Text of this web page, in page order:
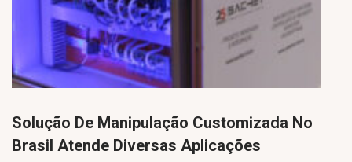
Solução De Manipulação Customizada No
Brasil Atende Diversas Aplicações